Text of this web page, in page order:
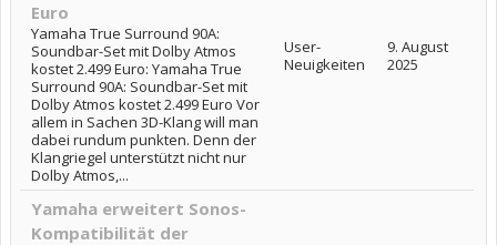
Euro
Yamaha True Surround 90A:
Soundbar-Set mit Dolby Atmos
kostet 2.499 Euro: Yamaha True
Surround 90A: Soundbar-Set mit
Dolby Atmos kostet 2.499 Euro Vor
allem in Sachen 3D-Klang will man
dabei rundum punkten. Denn der
Klangriegel unterstützt nicht nur
Dolby Atmos,...
User-
Neuigkeiten
9. August
2025
Yamaha erweitert Sonos-
Kompatibilität der